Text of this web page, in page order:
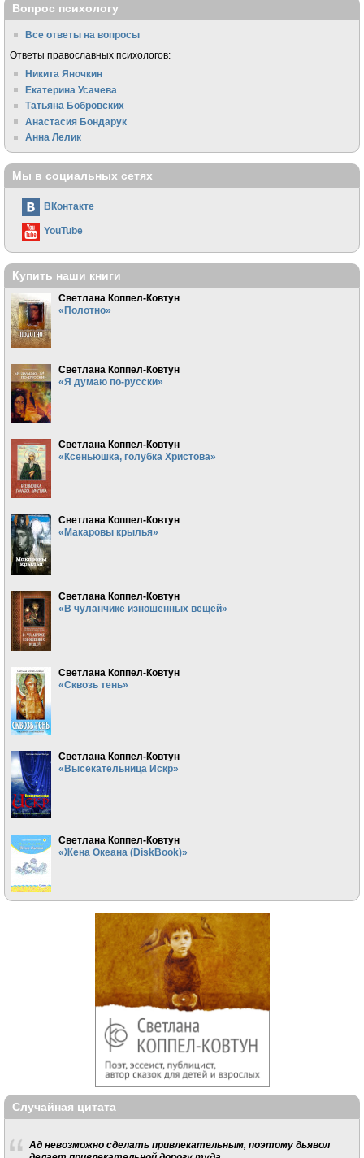
Вопрос психологу
Все ответы на вопросы
Ответы православных психологов:
Никита Яночкин
Екатерина Усачева
Татьяна Бобровских
Анастасия Бондарук
Анна Лелик
Мы в социальных сетях
ВКонтакте
YouTube
Купить наши книги
Светлана Коппел-Ковтун
«Полотно»
Светлана Коппел-Ковтун
«Я думаю по-русски»
Светлана Коппел-Ковтун
«Ксеньюшка, голубка Христова»
Светлана Коппел-Ковтун
«Макаровы крылья»
Светлана Коппел-Ковтун
«В чуланчике изношенных вещей»
Светлана Коппел-Ковтун
«Сквозь тень»
Светлана Коппел-Ковтун
«Высекательница Искр»
Светлана Коппел-Ковтун
«Жена Океана (DiskBook)»
Случайная цитата
Ад невозможно сделать привлекательным, поэтому дьявол